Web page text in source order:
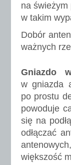
na
w takim
Dobór
ważnych
Gniazdo
w gniazda
po prostu
powoduje
się na
odłączać
większość